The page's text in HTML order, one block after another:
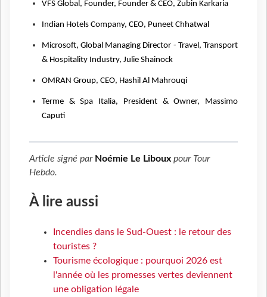
VFS Global, Founder, Founder & CEO, Zubin Karkaria
Indian Hotels Company, CEO, Puneet Chhatwal
Microsoft, Global Managing Director - Travel, Transport
& Hospitality Industry, Julie Shainock
OMRAN Group, CEO, Hashil Al Mahrouqi
Terme & Spa Italia, President & Owner, Massimo
Caputi
Article signé par Noémie Le Liboux pour Tour
Hebdo.
À lire aussi
Incendies dans le Sud-Ouest : le retour des
touristes ?
Tourisme écologique : pourquoi 2026 est
l'année où les promesses vertes deviennent
une obligation légale